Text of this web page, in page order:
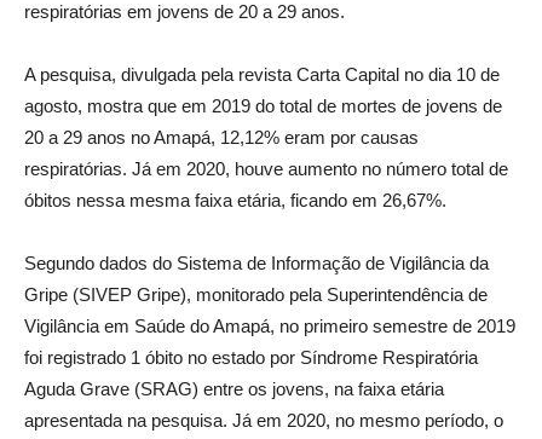
respiratórias em jovens de 20 a 29 anos.
A pesquisa, divulgada pela revista Carta Capital no dia 10 de
agosto, mostra que em 2019 do total de mortes de jovens de
20 a 29 anos no Amapá, 12,12% eram por causas
respiratórias. Já em 2020, houve aumento no número total de
óbitos nessa mesma faixa etária, ficando em 26,67%.
Segundo dados do Sistema de Informação de Vigilância da
Gripe (SIVEP Gripe), monitorado pela Superintendência de
Vigilância em Saúde do Amapá, no primeiro semestre de 2019
foi registrado 1 óbito no estado por Síndrome Respiratória
Aguda Grave (SRAG) entre os jovens, na faixa etária
apresentada na pesquisa. Já em 2020, no mesmo período, o